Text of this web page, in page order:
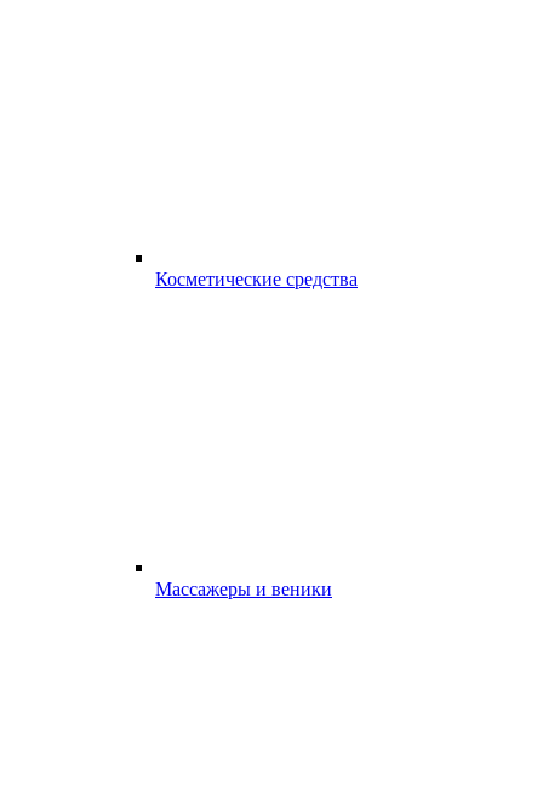
Косметические средства
Массажеры и веники